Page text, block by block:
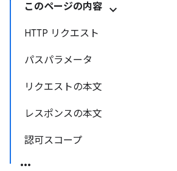
このページの内容
HTTP リクエスト
パスパラメータ
リクエストの本文
レスポンスの本文
認可スコープ